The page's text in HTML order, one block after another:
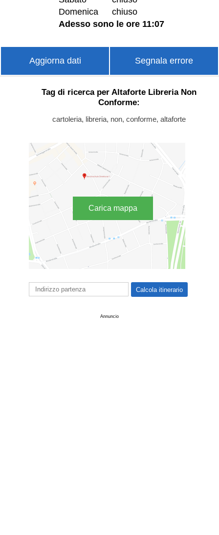
Domenica
chiuso
Adesso sono le ore 11:07
Aggiorna dati Segnala errore
Tag di ricerca per Altaforte Libreria Non
Conforme:
cartoleria, libreria, non, conforme, altaforte
Carica mappa
Annuncio